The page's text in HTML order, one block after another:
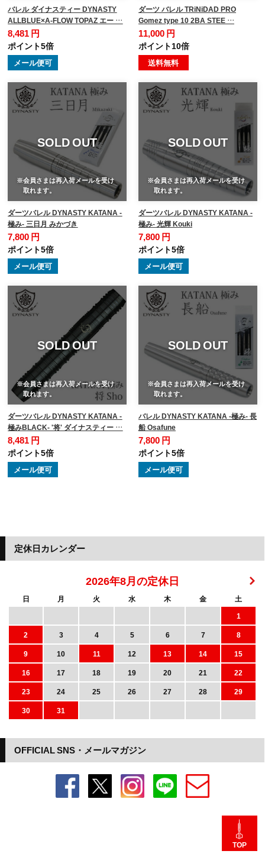
バレル ダイナスティー DYNASTY
ALLBLUE×A-FLOW TOPAZ エー …
8,481 円
ポイント5倍
メール便可
ダーツ バレル TRiNiDAD PRO
Gomez type 10 2BA STEE …
11,000 円
ポイント10倍
送料無料
SOLD OUT
※会員さまは再入荷メールを受け
取れます。
ダーツバレル DYNASTY KATANA -
極み- 三日月 みかづき
7,800 円
ポイント5倍
メール便可
SOLD OUT
※会員さまは再入荷メールを受け
取れます。
ダーツバレル DYNASTY KATANA -
極み- 光輝 Kouki
7,800 円
ポイント5倍
メール便可
SOLD OUT
※会員さまは再入荷メールを受け
取れます。
ダーツバレル DYNASTY KATANA -
極みBLACK- '将' ダイナスティー …
8,481 円
ポイント5倍
メール便可
SOLD OUT
※会員さまは再入荷メールを受け
取れます。
バレル DYNASTY KATANA -極み- 長
船 Osafune
7,800 円
ポイント5倍
メール便可
OFFICIAL SNS・メールマガジン
定休日カレンダー
2026年8月の定休日
日 月 火 水 木 金
土
1
2
3 4 5 6 7
8
9
10 11 12 13 14
15
16
17 18 19 20 21
22
23
24 25 26 27 28
29
30
31
TOP